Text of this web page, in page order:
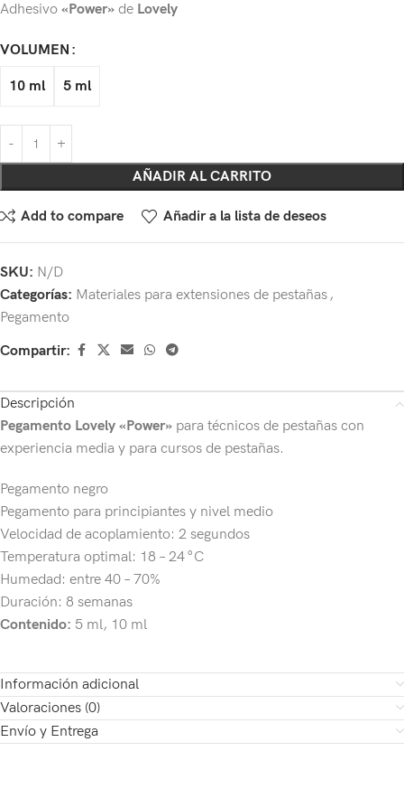
Adhesivo «Power» de Lovely
VOLUMEN
10 ml 5 ml
AÑADIR AL CARRITO
Add to compare Añadir a la lista de deseos
SKU: N/D
Categorías: Materiales para extensiones de pestañas,
Pegamento
Compartir:
Descripción
Pegamento Lovely «Power» para técnicos de pestañas con
experiencia media y para cursos de pestañas.
Pegamento negro
Pegamento para principiantes y nivel medio
Velocidad de acoplamiento: 2 segundos
Temperatura optimal: 18 – 24 °C
Humedad: entre 40 – 70%
Duración: 8 semanas
Contenido: 5 ml, 10 ml
Información adicional
Valoraciones (0)
Envío y Entrega